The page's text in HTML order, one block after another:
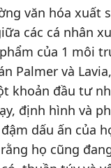
văn hóa xuất
các cá nhân
của 1 môi
Palmer và
khoản đầu tư
định hình và
dấu ấn của
họ cũng